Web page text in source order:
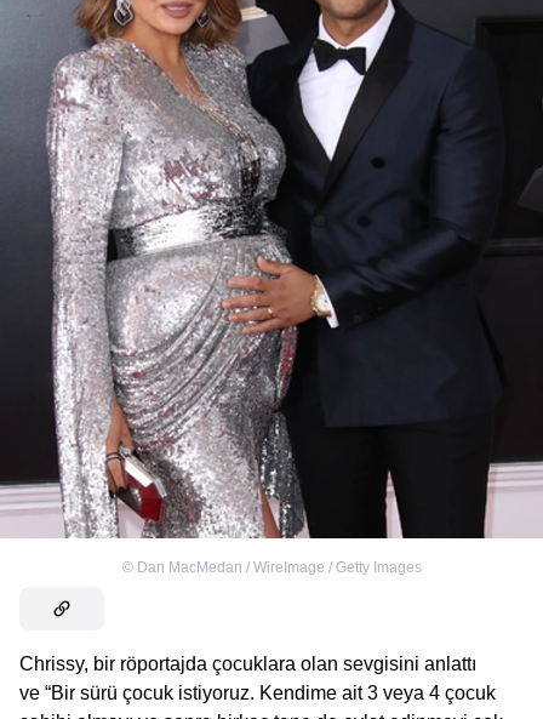
© Dan MacMedan / WireImage / Getty Images
Chrissy, bir röportajda çocuklara olan sevgisini anlattı
ve “Bir sürü çocuk istiyoruz. Kendime ait 3 veya 4 çocuk